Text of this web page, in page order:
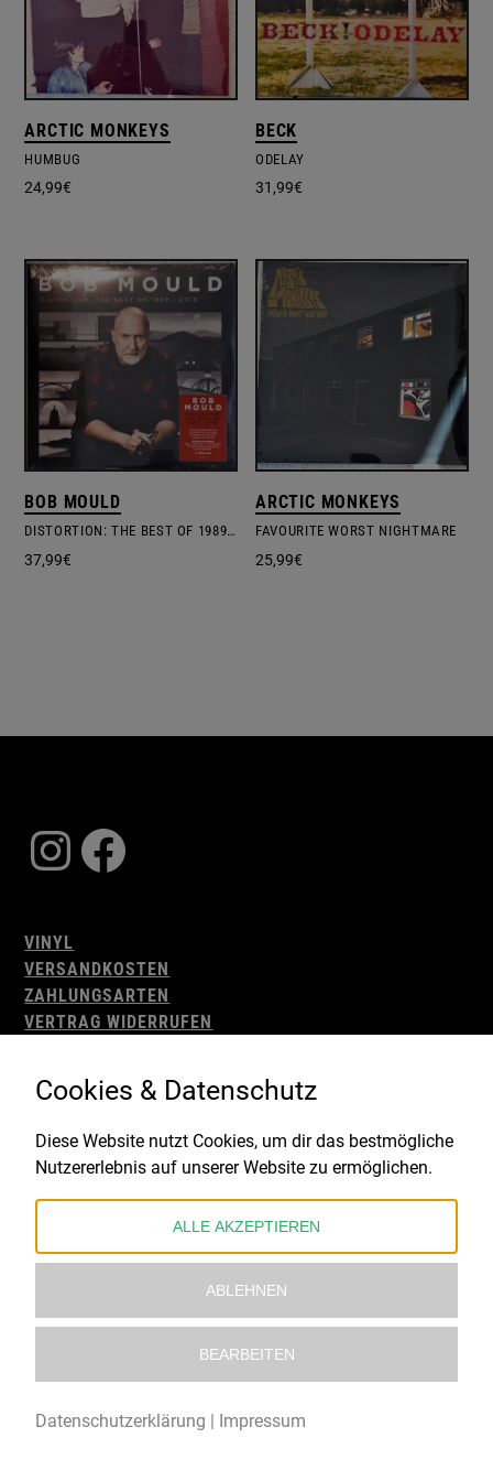
ARCTIC MONKEYS
HUMBUG
24,99€
BECK
ODELAY
31,99€
BOB MOULD
DISTORTION: THE BEST OF 1989 – 2019
37,99€
ARCTIC MONKEYS
FAVOURITE WORST NIGHTMARE
25,99€
Instagram
Facebook
VINYL
VERSANDKOSTEN
ZAHLUNGSARTEN
VERTRAG WIDERRUFEN
WIDERRUFSBELEHRUNG
IMPRESSUM
Gefördert durch:
Cookies & Datenschutz
Diese Website nutzt Cookies, um dir das bestmögliche
Nutzererlebnis auf unserer Website zu ermöglichen.
ALLE AKZEPTIEREN
ABLEHNEN
BEARBEITEN
Datenschutzerklärung | Impressum